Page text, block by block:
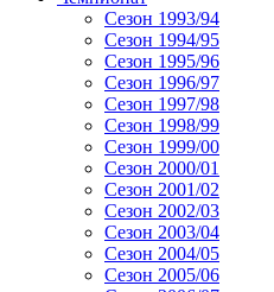
Сезон 1993/94
Сезон 1994/95
Сезон 1995/96
Сезон 1996/97
Сезон 1997/98
Сезон 1998/99
Сезон 1999/00
Сезон 2000/01
Сезон 2001/02
Сезон 2002/03
Сезон 2003/04
Сезон 2004/05
Сезон 2005/06